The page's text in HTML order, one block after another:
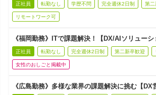
正社員 転勤なし 学歴不問 完全週休2日制 第二
リモートワーク可
《福岡勤務》ITで課題解決！【DX/AIソリューシ
正社員 転勤なし 完全週休2日制 第二新卒歓迎
女性のおしごと掲載中
《広島勤務》多様な業界の課題解決に挑む【DX